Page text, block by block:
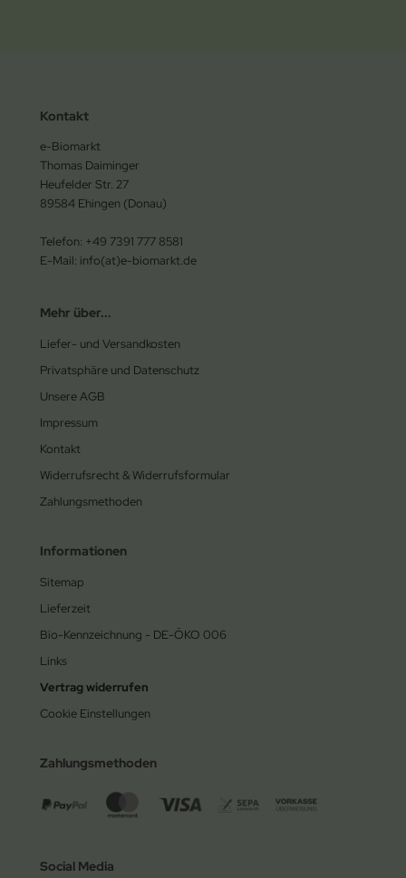
Kontakt
e-Biomarkt
Thomas Daiminger
Heufelder Str. 27
89584 Ehingen (Donau)
Telefon: +49 7391 777 8581
E-Mail: info(at)e-biomarkt.de
Mehr über...
Liefer- und Versandkosten
Privatsphäre und Datenschutz
Unsere AGB
Impressum
Kontakt
Widerrufsrecht & Widerrufsformular
Zahlungsmethoden
Informationen
Sitemap
Lieferzeit
Bio-Kennzeichnung - DE-ÖKO 006
Links
Vertrag widerrufen
Cookie Einstellungen
Zahlungsmethoden
Social Media